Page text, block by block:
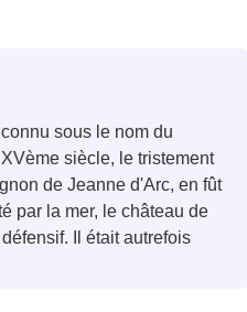
sous le nom du
siècle, le tristement
de Jeanne d'Arc, en fût
par la mer, le château de
Il était autrefois